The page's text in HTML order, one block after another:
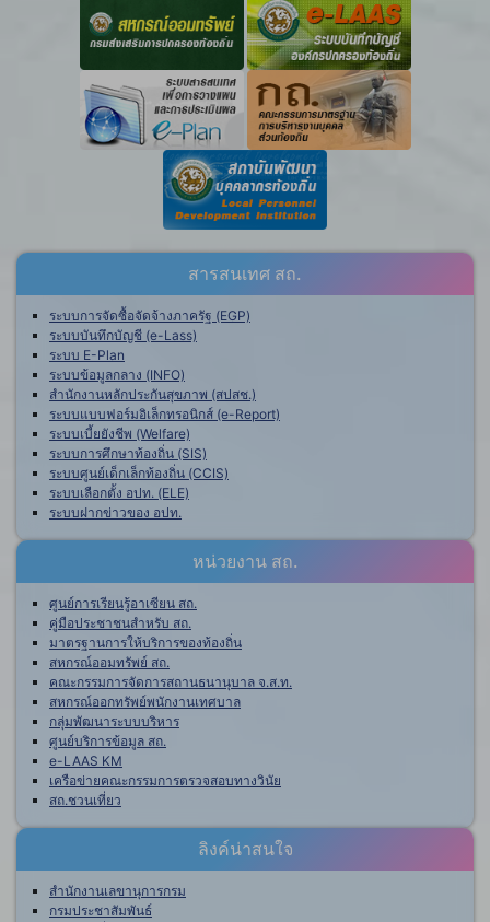
สารสนเทศ สถ.
ระบบการจัดซื้อจัดจ้างภาครัฐ (EGP)
ระบบบันทึกบัญชี (e-Lass)
ระบบ E-Plan
ระบบข้อมูลกลาง (INFO)
สำนักงานหลักประกันสุขภาพ (สปสช.)
ระบบแบบฟอร์มอิเล็กทรอนิกส์ (e-Report)
ระบบเบี้ยยังชีพ (Welfare)
ระบบการศึกษาท้องถิ่น (SIS)
ระบบศูนย์เด็กเล็กท้องถิ่น (CCIS)
ระบบเลือกตั้ง อปท. (ELE)
ระบบฝากข่าวของ อปท.
หน่วยงาน สถ.
ศูนย์การเรียนรู้อาเซียน สถ.
คู่มือประชาชนสำหรับ สถ.
มาตรฐานการให้บริการของท้องถิ่น
สหกรณ์ออมทรัพย์ สถ.
คณะกรรมการจัดการสถานธนานุบาล จ.ส.ท.
สหกรณ์ออกทรัพย์พนักงานเทศบาล
กลุ่มพัฒนาระบบบริหาร
ศูนย์บริการข้อมูล สถ.
e-LAAS KM
เครือข่ายคณะกรรมการตรวจสอบทางวินัย
สถ.ชวนเที่ยว
ลิงค์น่าสนใจ
สำนักงานเลขานุการกรม
กรมประชาสัมพันธ์